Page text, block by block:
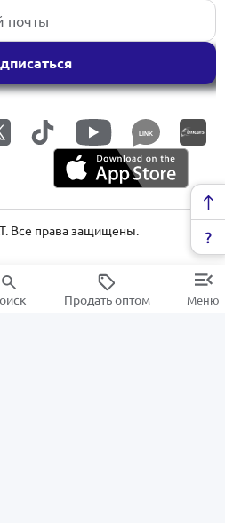
LINK
Все права защищены.
Продать оптом Меню